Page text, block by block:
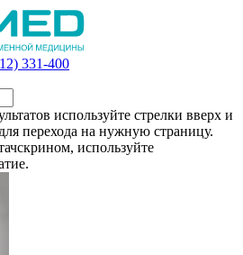
331-400
используйте стрелки вверх и
перехода на нужную страницу.
используйте